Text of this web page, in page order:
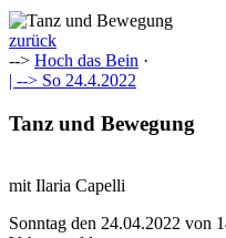
zurück
--> Hoch das Bein ·
| --> So 24.4.2022
Tanz und Bewegung
mit Ilaria Capelli
Sonntag den 24.04.2022 von